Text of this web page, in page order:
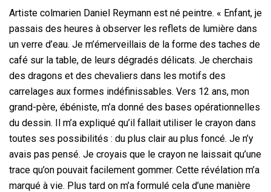
Artiste colmarien Daniel Reymann est né peintre. « Enfant, je
passais des heures à observer les reflets de lumière dans
un verre d’eau. Je m’émerveillais de la forme des taches de
café sur la table, de leurs dégradés délicats. Je cherchais
des dragons et des chevaliers dans les motifs des
carrelages aux formes indéfinissables. Vers 12 ans, mon
grand-père, ébéniste, m’a donné des bases opérationnelles
du dessin. Il m’a expliqué qu’il fallait utiliser le crayon dans
toutes ses possibilités : du plus clair au plus foncé. Je n’y
avais pas pensé. Je croyais que le crayon ne laissait qu’une
trace qu’on pouvait facilement gommer. Cette révélation m’a
marqué à vie. Plus tard on m’a formulé cela d’une manière